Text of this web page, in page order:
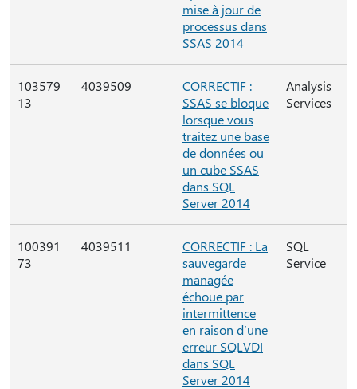
mise à jour de
processus dans
SSAS 2014
103579
13
4039509
CORRECTIF :
SSAS se bloque
lorsque vous
traitez une base
de données ou
un cube SSAS
dans SQL
Server 2014
Analysis
Services
100391
73
4039511
CORRECTIF : La
sauvegarde
managée
échoue par
intermittence
en raison d’une
erreur SQLVDI
dans SQL
Server 2014
SQL
Service